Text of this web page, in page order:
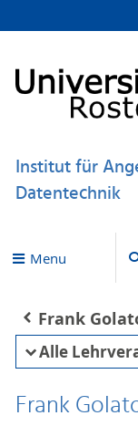
Institut für
Datentechnik
Menu
Frank
Alle
Frank